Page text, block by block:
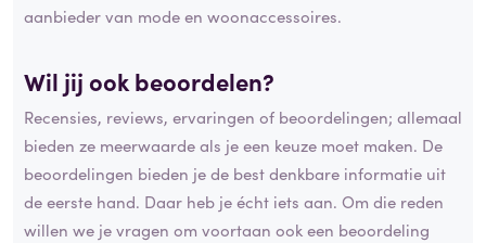
aanbieder van mode en woonaccessoires.
Wil jij ook beoordelen?
Recensies, reviews, ervaringen of beoordelingen; allemaal
bieden ze meerwaarde als je een keuze moet maken. De
beoordelingen bieden je de best denkbare informatie uit
de eerste hand. Daar heb je écht iets aan. Om die reden
willen we je vragen om voortaan ook een beoordeling